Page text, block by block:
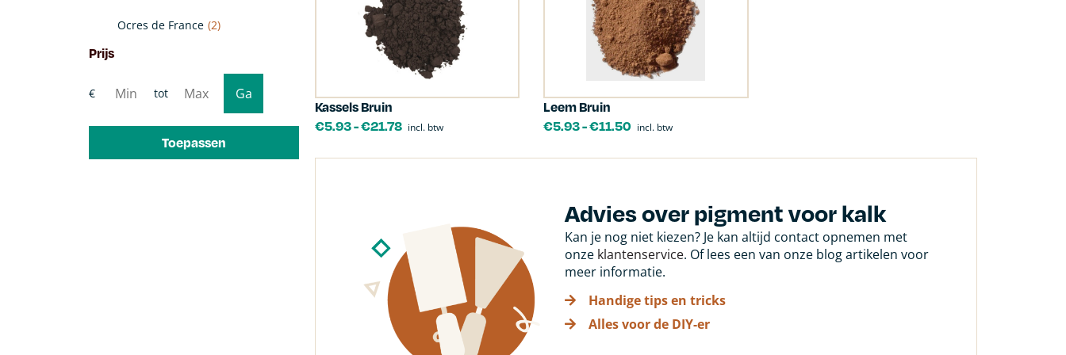
Ocres de France (2)
Prijs
Toepassen
Kassels Bruin
€5.93-€21.78 incl. btw
Leem Bruin
€5.93-€11.50 incl. btw
Advies over pigment voor kalk
Kan je nog niet kiezen? Je kan altijd contact opnemen met
onze klantenservice. Of lees een van onze blog artikelen voor
meer informatie.
Handige tips en tricks
Alles voor de DIY-er